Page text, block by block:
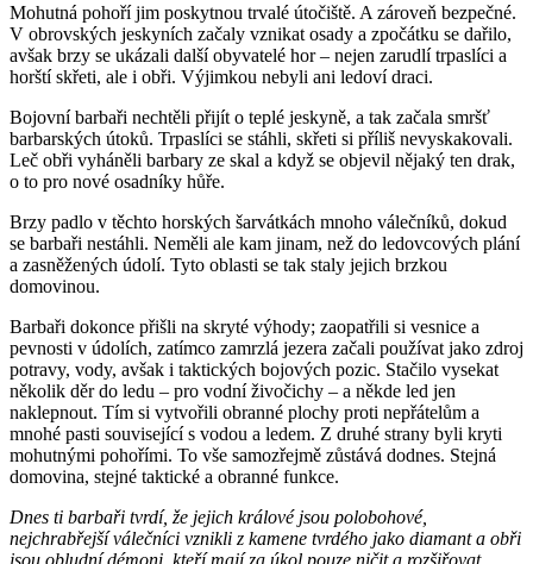
Mohutná pohoří jim poskytnou trvalé útočiště. A zároveň bezpečné.
V obrovských jeskyních začaly vznikat osady a zpočátku se dařilo,
avšak brzy se ukázali další obyvatelé hor – nejen zarudlí trpaslíci a
horští skřeti, ale i obři. Výjimkou nebyli ani ledoví draci.
Bojovní barbaři nechtěli přijít o teplé jeskyně, a tak začala smršť
barbarských útoků. Trpaslíci se stáhli, skřeti si příliš nevyskakovali.
Leč obři vyháněli barbary ze skal a když se objevil nějaký ten drak,
o to pro nové osadníky hůře.
Brzy padlo v těchto horských šarvátkách mnoho válečníků, dokud
se barbaři nestáhli. Neměli ale kam jinam, než do ledovcových plání
a zasněžených údolí. Tyto oblasti se tak staly jejich brzkou
domovinou.
Barbaři dokonce přišli na skryté výhody; zaopatřili si vesnice a
pevnosti v údolích, zatímco zamrzlá jezera začali používat jako zdroj
potravy, vody, avšak i taktických bojových pozic. Stačilo vysekat
několik děr do ledu – pro vodní živočichy – a někde led jen
naklepnout. Tím si vytvořili obranné plochy proti nepřátelům a
mnohé pasti související s vodou a ledem. Z druhé strany byli kryti
mohutnými pohořími. To vše samozřejmě zůstává dodnes. Stejná
domovina, stejné taktické a obranné funkce.
Dnes ti barbaři tvrdí, že jejich králové jsou polobohové,
nejchrabřejší válečníci vznikli z kamene tvrdého jako diamant a obři
jsou obludní démoni, kteří mají za úkol pouze ničit a rozšiřovat